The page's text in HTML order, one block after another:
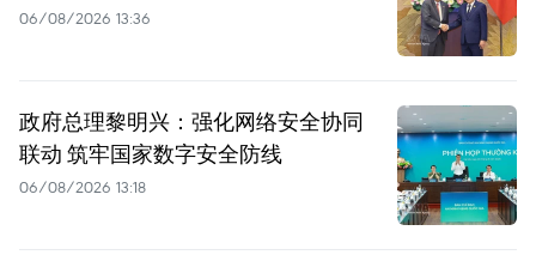
06/08/2026 13:36
政府总理黎明兴：强化网络安全协同
联动 筑牢国家数字安全防线
06/08/2026 13:18